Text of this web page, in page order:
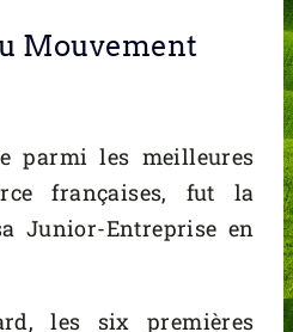
Mouvement
parmi les meilleures
françaises, fut la
Junior-Entreprise en
les six premières